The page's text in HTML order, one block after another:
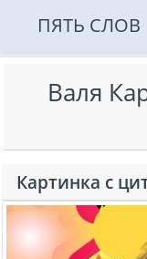
ПЯТЬ СЛОВ
Валя
Картинка с